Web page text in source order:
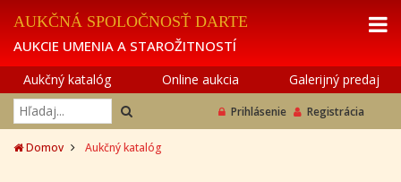
AUKČNÁ SPOLOČNOSŤ DARTE
AUKCIE UMENIA A STAROŽITNOSTÍ
Aukčný katalóg Online aukcia Galerijný predaj
Prihlásenie Registrácia
Domov Aukčný katalóg